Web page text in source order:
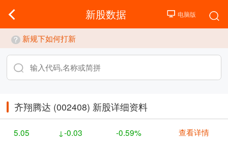
新股数据
新规下如何打新
齐翔腾达 (002408) 新股详细资料
5.05 ↓-0.03 -0.59% 查看详情